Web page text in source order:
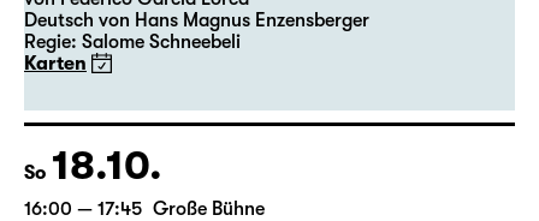
19:30 Große Bühne
Premiere
Bernarda Albas Haus
Deutsch von Hans Magnus Enzensberger
Karten